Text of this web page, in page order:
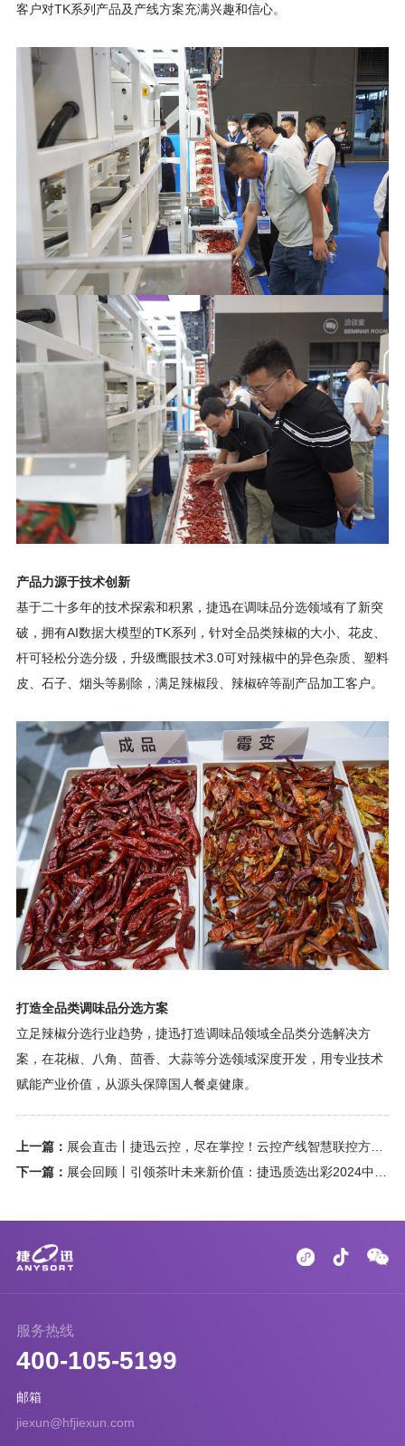
客户对TK系列产品及产线方案充满兴趣和信心。
产品力源于技术创新
基于二十多年的技术探索和积累，捷迅在调味品分选领域有了新突
破，拥有AI数据大模型的TK系列，针对全品类辣椒的大小、花皮、
杆可轻松分选分级，升级鹰眼技术3.0可对辣椒中的异色杂质、塑料
皮、石子、烟头等剔除，满足辣椒段、辣椒碎等副产品加工客户。
打造全品类调味品分选方案
立足辣椒分选行业趋势，捷迅打造调味品领域全品类分选解决方
案，在花椒、八角、茴香、大蒜等分选领域深度开发，用专业技术
赋能产业价值，从源头保障国人餐桌健康。
上一篇： 展会直击丨捷迅云控，尽在掌控！云控产线智慧联控方案亮相福州
下一篇： 展会回顾丨引领茶叶未来新价值：捷迅质选出彩2024中国茶博会
服务热线
400-105-5199
邮箱
jiexun@hfjiexun.com